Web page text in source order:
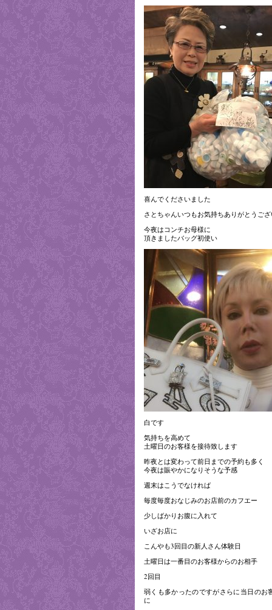
喜んでくださいました
さとちゃんいつもお気持ちありがとうご
今夜はコンチお母様に
頂きましたバッグ初使い
白です
気持ちを高めて
土曜日のお客様を接待致します
昨夜とは変わって前日までの予約も多く
今夜は賑やかになりそうな予感
週末はこうでなければ
毎度毎度おなじみのお店前のカフエー
少しばかりお腹に入れて
いざお店に
こんやも3回目の新人さん体験日
土曜日は一番目のお客様からのお相手
2回目
弱くも多かったのですがさらに当日のお
に